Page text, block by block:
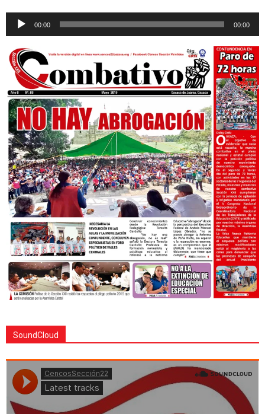
Reproductor
00:00 00:00
SoundCloud